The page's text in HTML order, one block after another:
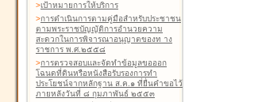
>เป้าหมายการให้บริการ
>การดำเนินการตามคู่มือสำหรับประชาชน
ตามพระราชบัญญัติการอำนวยความ
สะดวกในการพิจารณาอนุญาตของท าง
ราชการ พ.ศ.๒๕๕๘
>การตรวจสอบและจัดทำข้อมูลขอออก
โฉนดที่ดินหรือหนังสือรับรองการทำ
ประโยชน์จากหลักฐาน ส.ค.๑ ที่ยื่นคำขอไว้
ภายหลังวันที่ ๘ กุมภาพันธ์ ๒๕๕๓